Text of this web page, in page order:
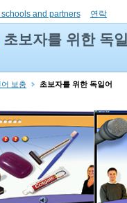
and partners 연락
초보자를 위한 독
보충 초보자를 위한 독일어